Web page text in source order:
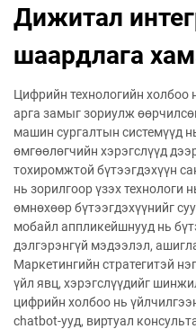
Дижитал
шаардлага
Цифрийн технологийн холбоо
арга замыг зориулж
машин сургалтын системүүд
өмгөөлөгчийн хэрэгслүүд
тохиромжтой бүтээгдэхүүн
нь зорилгоор үзэх технологи
өмнөхөөр бүтээгдэхүүнийг
мобайл аппликейшнууд нь
дэлгэрэнгүй мэдээлэл,
Маркетингийн стратегитэй
үйл явц, хэрэгслүүдийг
цифрийн холбоо нь
chatbot-ууд, виртуал